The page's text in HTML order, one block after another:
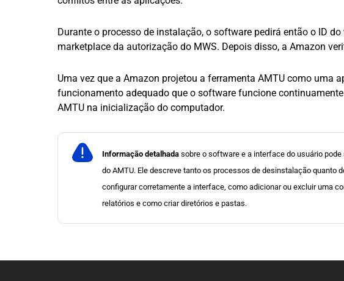
Durante o processo de instalação, o software pedirá então o ID
marketplace da autorização do MWS. Depois disso, a Amazon
Uma vez que a Amazon projetou a ferramenta AMTU como uma
funcionamento adequado que o software funcione
AMTU na inicialização do computador.
Informação detalhada sobre o software e a interface do usuário
do AMTU. Ele descreve tanto os processos de desinstalação quanto
configurar corretamente a interface, como adicionar ou excluir uma
relatórios e como criar diretórios e pastas.